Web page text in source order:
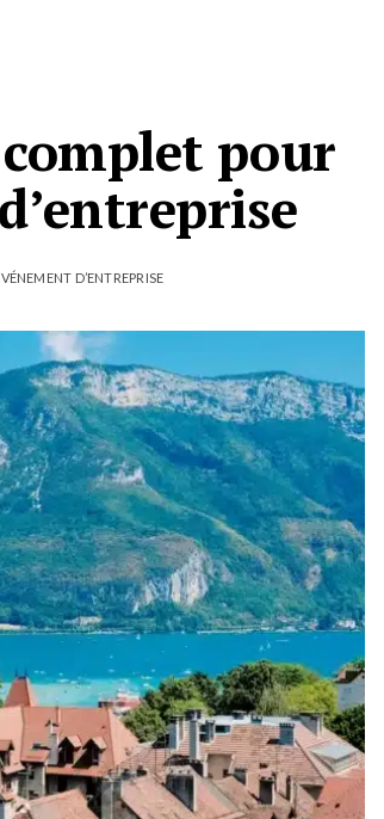
pour
D’ENTREPRISE